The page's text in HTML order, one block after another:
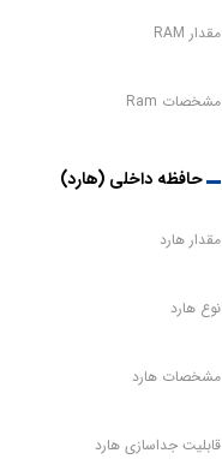
مقدار RAM
مشخصات Ram
حافظه داخلی (هارد)
مقدار هارد
نوع هارد
مشخصات هارد
قابلیت جداسازی هارد